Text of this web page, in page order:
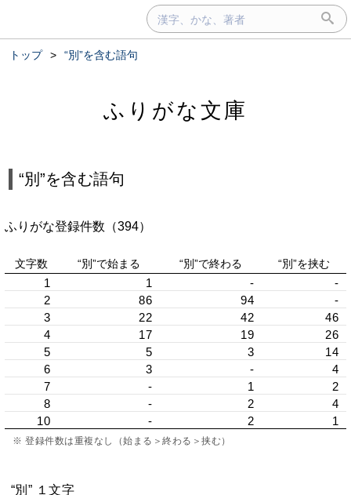
トップ > “別”を含む語句
ふりがな文庫
“別”を含む語句
ふりがな登録件数（394）
文字数 “別”で始まる “別”で終わる “別”を挟む
1 1 -
-
2
86 94
-
3
22 42
46
4
17 19
26
5
5 3
14
6
3 -
4
7
- 1
2
8
- 2
4
10
- 2 1
※ 登録件数は重複なし（始まる＞終わる＞挟む）
“別” １文字